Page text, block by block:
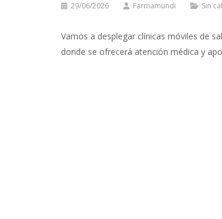
29/06/2026 Farmamundi Sin
Vamos a desplegar clínicas móviles de
donde se ofrecerá atención médica y